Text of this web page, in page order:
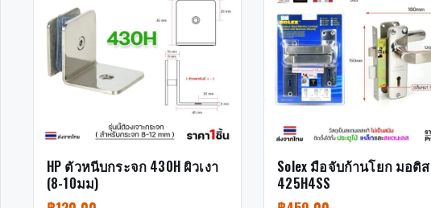
HP ตัวหนีบกระจก 430H ผิวเงา
(8-10มม)
Solex มือจับก้านโยก มอติส
425H4SS